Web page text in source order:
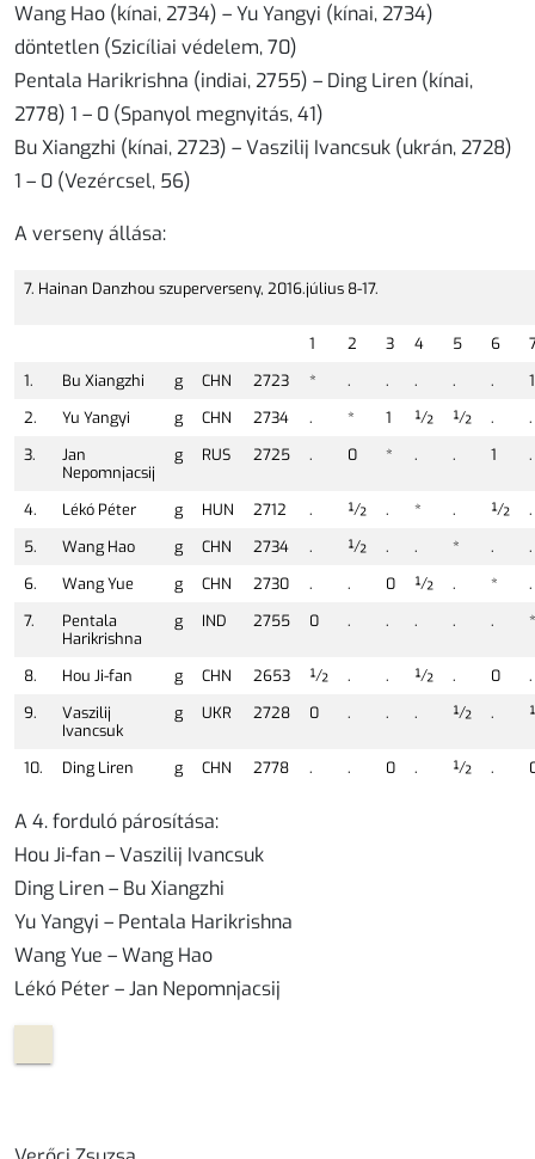
Wang Hao (kínai, 2734) – Yu Yangyi (kínai, 2734)
döntetlen (Szicíliai védelem, 70)
Pentala Harikrishna (indiai, 2755) – Ding Liren (kínai,
2778) 1 – 0 (Spanyol megnyitás, 41)
Bu Xiangzhi (kínai, 2723) – Vaszilij Ivancsuk (ukrán, 2728)
1 – 0 (Vezércsel, 56)
A verseny állása:
7. Hainan Danzhou szuperverseny, 2016.július 8-17.
1 2 3 4 5 6
1.
Bu Xiangzhi g CHN 2723 * . . . . .
1
2.
Yu Yangyi g CHN 2734 . * 1 ½ ½ .
.
3.
Jan
Nepomnjacsij
g RUS 2725 . 0 * . . 1 .
4. Lékó Péter g HUN 2712 . ½ . * . ½
.
5.
Wang Hao g CHN 2734 . ½ . . * .
.
6.
Wang Yue g CHN 2730 . . 0 ½ . *
.
7.
Pentala
Harikrishna
g IND 2755 0 . . . . . *
8. Hou Ji-fan g CHN 2653 ½ . . ½ . 0
.
9.
Vaszilij
Ivancsuk
g UKR 2728 0 . . . ½ .
10. Ding Liren g CHN 2778 . . 0 . ½ .
A 4. forduló párosítása:
Hou Ji-fan – Vaszilij Ivancsuk
Ding Liren – Bu Xiangzhi
Yu Yangyi – Pentala Harikrishna
Wang Yue – Wang Hao
Lékó Péter – Jan Nepomnjacsij